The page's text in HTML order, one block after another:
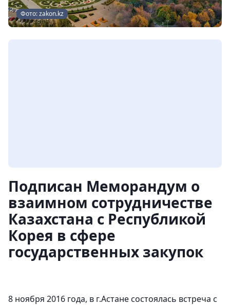
Фото: zakon.kz
Подписан Меморандум о
взаимном сотрудничестве
Казахстана с Республикой
Корея в сфере
государственных закупок
8 ноября 2016 года, в г.Астане состоялась встреча с